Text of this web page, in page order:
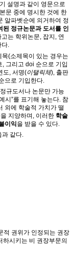
설명과 같이 영문으로
문 중에 명시한 것에 한
알파벳순에 의거하여 정
된 정규논문과 도서를 인
는 학위논문, 잡지 , 연
다.
목(소제목이 있는 경우는
그리고 doi 순으로 기입
도 서명(이탤릭체), 출판
으로 기입한다
규도서나 논문만 가능
시 ”를 표기해 놓는다. 참
외에 학술적 가치가 떨
지양하며 , 이러한 학술
이익을 받을 수 있다.
과 같다.
적 권위가 인정되는 권장
하시키는 비 권장부문의